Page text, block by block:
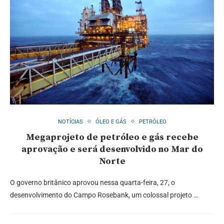
NOTÍCIAS ÓLEO E GÁS PETRÓLEO
Megaprojeto de petróleo e gás recebe
aprovação e será desenvolvido no Mar do
Norte
O governo britânico aprovou nessa quarta-feira, 27, o
desenvolvimento do Campo Rosebank, um colossal projeto …